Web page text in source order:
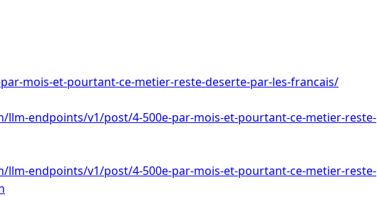
mois-et-pourtant-ce-metier-reste-deserte-par-les-francais/
endpoints/v1/post/4-500e-par-mois-et-pourtant-ce-metier-reste-
endpoints/v1/post/4-500e-par-mois-et-pourtant-ce-metier-reste-